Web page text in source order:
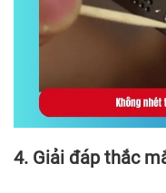
4. Giải đáp thắc